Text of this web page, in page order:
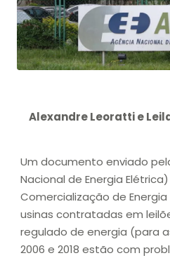
Alexandre Leoratti e
Um documento enviado
Nacional de Energia
Comercialização de
usinas contratadas em
regulado de energia (para
2006 e 2018 estão com